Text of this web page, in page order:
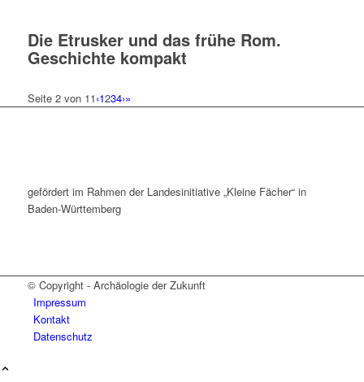
Die Etrusker und das frühe Rom.
Geschichte kompakt
Seite 2 von 11‹1234›»
gefördert im Rahmen der Landesinitiative „Kleine Fächer“ in
Baden-Württemberg
© Copyright - Archäologie der Zukunft
Impressum
Kontakt
Datenschutz